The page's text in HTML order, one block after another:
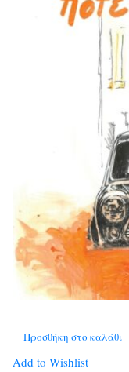
Προσθήκη στο καλάθι
Add to Wishlist